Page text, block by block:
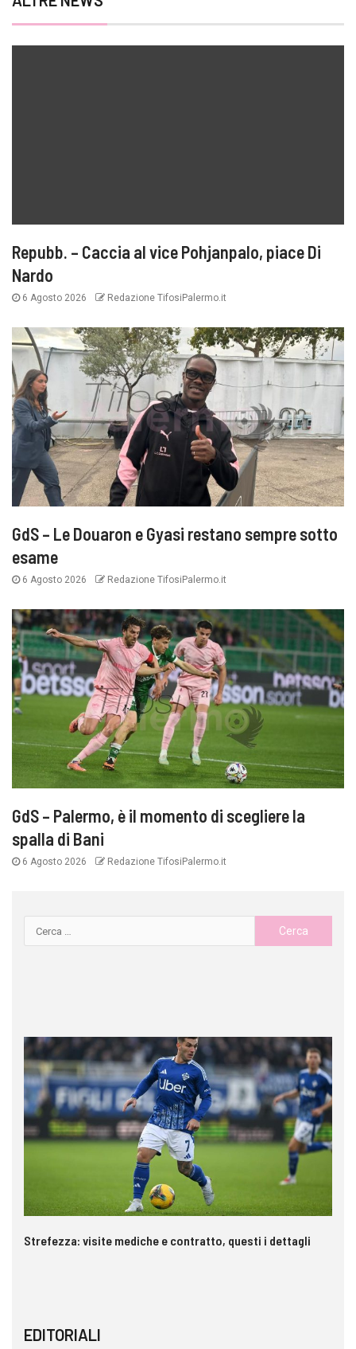
Repubb. – Caccia al vice Pohjanpalo, piace Di
Nardo
6 Agosto 2026 Redazione TifosiPalermo.it
GdS – Le Douaron e Gyasi restano sempre sotto
esame
6 Agosto 2026 Redazione TifosiPalermo.it
GdS – Palermo, è il momento di scegliere la
spalla di Bani
6 Agosto 2026 Redazione TifosiPalermo.it
Strefezza: visite mediche e contratto, questi i dettagli
EDITORIALI